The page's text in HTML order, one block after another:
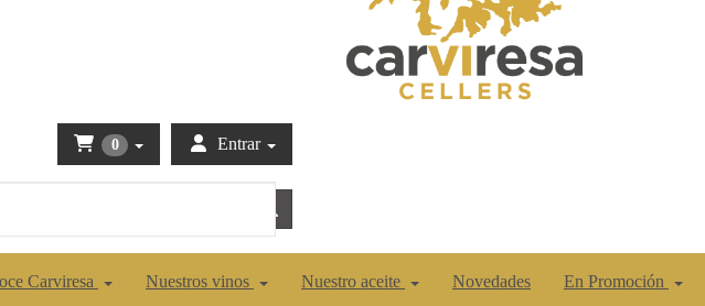
0 Entrar
Carviresa Nuestros vinos Nuestro aceite Novedades En Promoción